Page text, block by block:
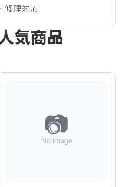
修理対応
気商品